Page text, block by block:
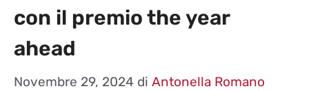
con il premio the year
ahead
Novembre 29, 2024 di Antonella Romano